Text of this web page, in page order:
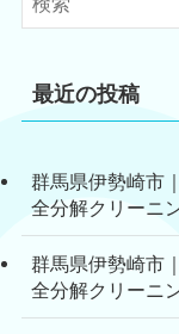
最近の投稿
群馬県伊勢崎市
全分解クリーニ
群馬県伊勢崎市
全分解クリーニ